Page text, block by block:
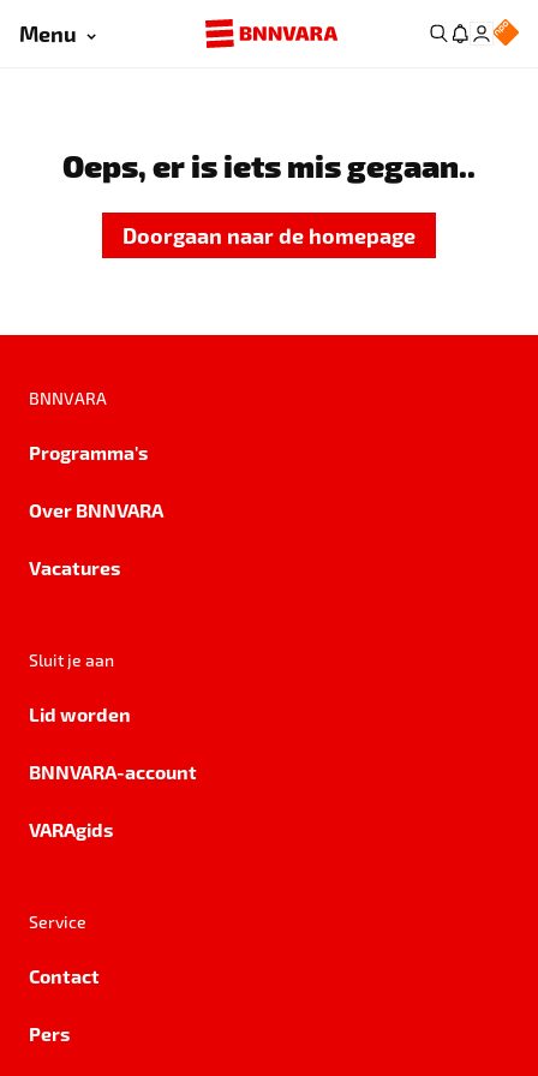
Menu
Oeps, er is iets mis gegaan..
Doorgaan naar de homepage
BNNVARA
Programma's
Over BNNVARA
Vacatures
Sluit je aan
Lid worden
BNNVARA-account
VARAgids
Service
Contact
Pers